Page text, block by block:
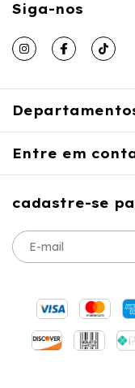
Siga-nos
Entre em
cadastre-se